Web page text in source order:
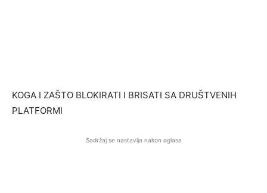
KOGA I ZAŠTO BLOKIRATI I BRISATI SA DRUŠTVENIH
PLATFORMI
Sadržaj se nastavlja nakon oglasa